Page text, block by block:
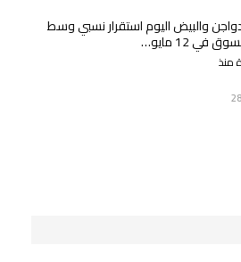
والبيض اليوم استقرار نسبي وسط
في 12 مايو…
منذ